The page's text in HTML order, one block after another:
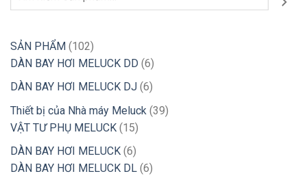
SẢN PHẨM 102102
sản
phẩm
DÀN BAY HƠI MELUCK DD 66
sản
phẩm
DÀN BAY HƠI MELUCK DJ 66
sản
phẩm
Thiết bị của Nhà máy Meluck 3939
VẬT TƯ PHỤ MELUCK 1515
sản
phẩm
DÀN BAY HƠI MELUCK 66
sản
DÀN BAY HƠI MELUCK DL 66